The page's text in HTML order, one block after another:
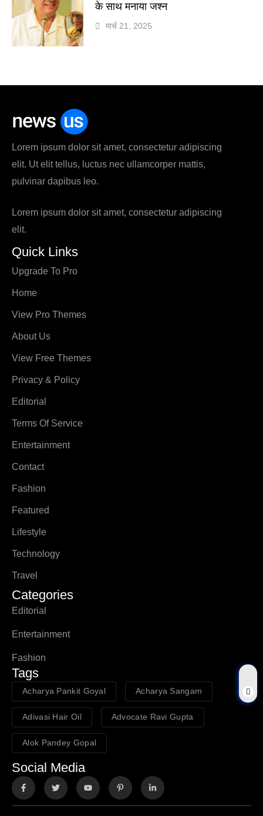
के साथ मनाया जश्न
मार्च 21, 2025
Lorem ipsum dolor sit amet, consectetur adipiscing
elit. Ut elit tellus, luctus nec ullamcorper mattis,
pulvinar dapibus leo.
Lorem ipsum dolor sit amet, consectetur adipiscing
elit.
Quick Links
Upgrade To Pro
Home
View Pro Themes
About Us
View Free Themes
Privacy & Policy
Editorial
Terms Of Service
Entertainment
Contact
Fashion
Featured
Lifestyle
Technology
Travel
Categories
Editorial
Entertainment
Fashion
Tags
Acharya Pankit Goyal Acharya Sangam
Adivasi Hair Oil Advocate Ravi Gupta
Alok Pandey Gopal
Social Media